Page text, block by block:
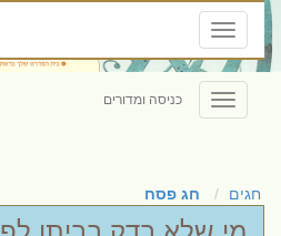
Toggle
navigation
Toggle
navigation
כניסה ומדורים
חגים חג פסח